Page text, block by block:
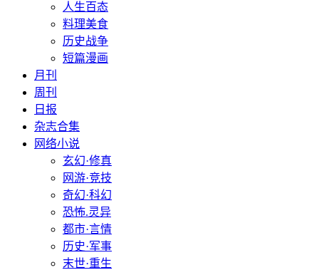
人生百态
料理美食
历史战争
短篇漫画
月刊
周刊
日报
杂志合集
网络小说
玄幻·修真
网游·竞技
奇幻·科幻
恐怖.灵异
都市·言情
历史·军事
末世·重生